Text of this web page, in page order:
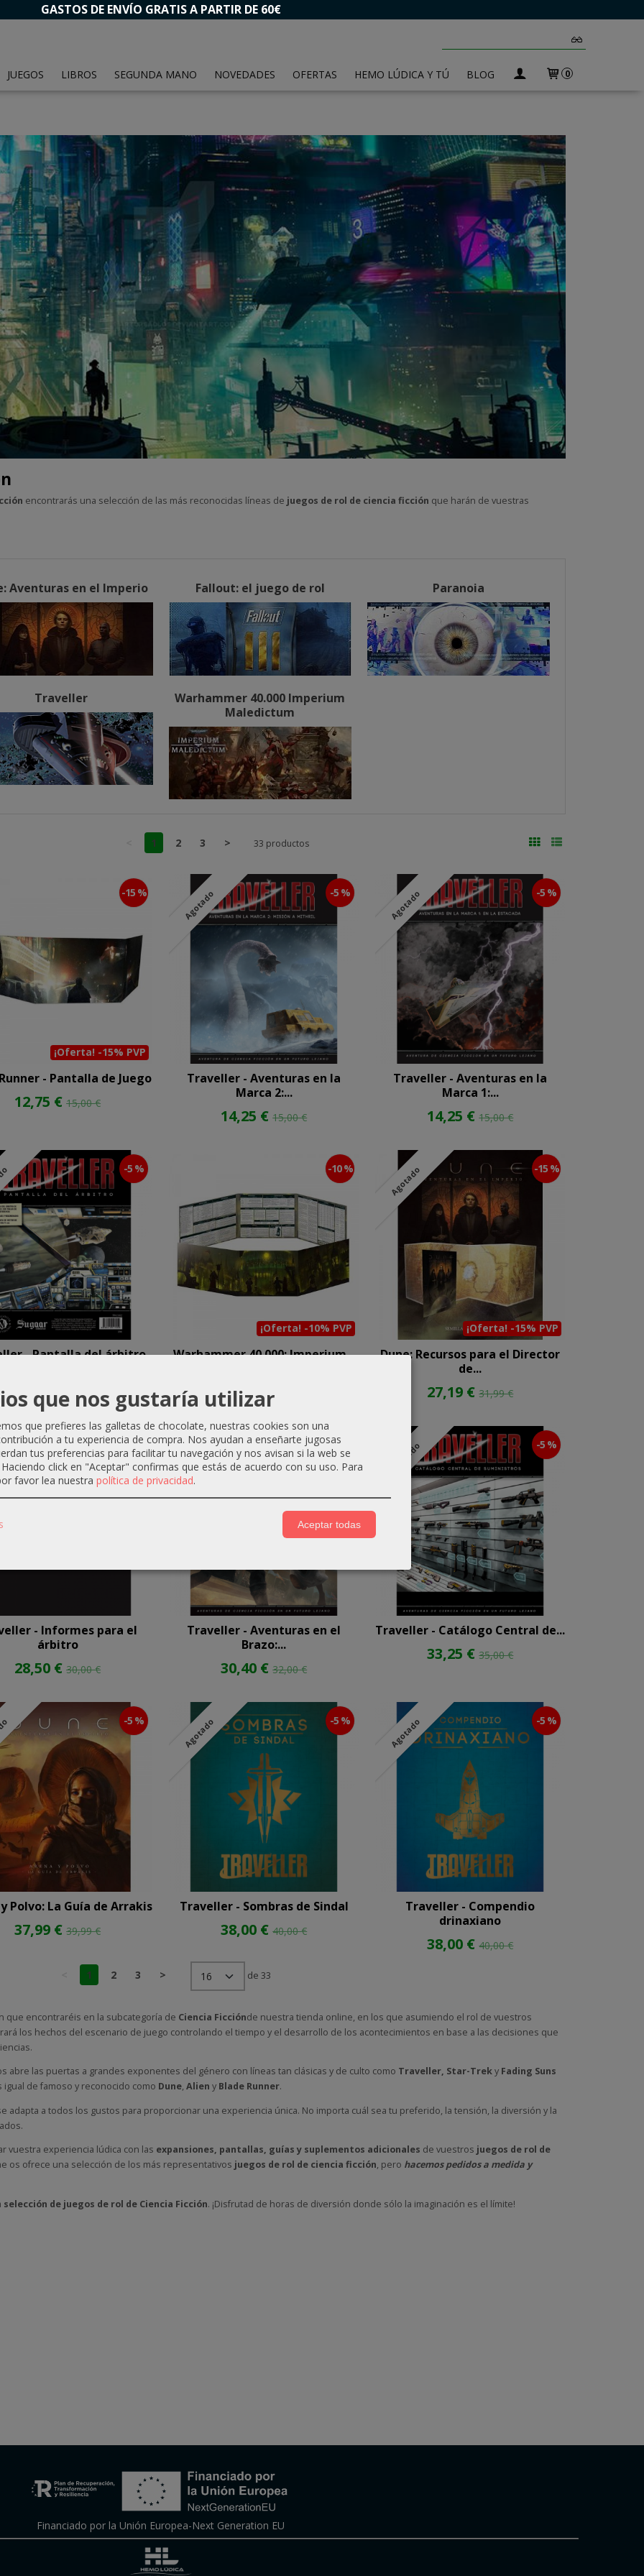
GASTOS DE ENVÍO GRATIS A PARTIR DE 60€
JUEGOS LIBROS SEGUNDA MANO NOVEDADES OFERTAS HEMO LÚDICA Y TÚ BLOG 0
encontrarás una selección de las más reconocidas líneas de juegos de rol de ciencia ficción que harán de vuestras
Aventuras en el Imperio Fallout: el juego de rol Paranoia
Traveller
Warhammer 40.000 Imperium
Maledictum
1 2 3 > 33 productos
¡Oferta! -15% PVP
-15 %
- Pantalla de Juego
12,75 €15,00 €
Agotado -5 %
Traveller - Aventuras en la
Marca 2:...
14,25 €15,00 €
Agotado -5 %
Traveller - Aventuras en la
Marca 1:...
14,25 €15,00 €
-5 %
- Pantalla del árbitro
¡Oferta! -10% PVP
-10 %
Warhammer 40.000: Imperium...
Agotado
¡Oferta! -15% PVP
-15 %
Dune: Recursos para el Director
de...
27,19 €31,99 €
-5 %
- Informes para el
árbitro
28,50 €30,00 €
Agotado -5 %
Traveller - Aventuras en el
Brazo:...
30,40 €32,00 €
Agotado -5 %
Traveller - Catálogo Central de...
33,25 €35,00 €
-5 %
Polvo: La Guía de Arrakis
37,99 €39,99 €
Agotado -5 %
Traveller - Sombras de Sindal
38,00 €40,00 €
Agotado -5 %
Traveller - Compendio
drinaxiano
38,00 €40,00 €
1 2 3 > de 33
que encontraréis en la subcategoría de Ciencia Ficciónde nuestra tienda online, en los que asumiendo el rol de vuestros
los hechos del escenario de juego controlando el tiempo y el desarrollo de los acontecimientos en base a las decisiones que
abre las puertas a grandes exponentes del género con líneas tan clásicas y de culto como Traveller, Star-Treky Fading Suns
de famoso y reconocido como Dune, Alien y Blade Runner.
adapta a todos los gustos para proporcionar una experiencia única. No importa cuál sea tu preferido, la tensión, la diversión y la
vuestra experiencia lúdica con las expansiones, pantallas, guías y suplementos adicionales de vuestros juegos de rol de
os ofrece una selección de los más representativos juegos de rol de ciencia ficción, pero hacemos pedidos a medida y
selección de juegos de rol de Ciencia Ficción. ¡Disfrutad de horas de diversión donde sólo la imaginación es el límite!
Financiado por la Unión Europea-Next Generation EU
que nos gustaría utilizar
que prefieres las galletas de chocolate, nuestras cookies son una
a tu experiencia de compra. Nos ayudan a enseñarte jugosas
tus preferencias para facilitar tu navegación y nos avisan si la web se
click en "Aceptar" confirmas que estás de acuerdo con su uso. Para
favor lea nuestra política de privacidad.
Aceptar todas